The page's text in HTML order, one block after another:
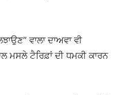
ਵਾਲਾ ਦਾਅਵਾ ਵੀ
ਮਸਲੇ ਟੈਰਿਫ਼ਾਂ ਦੀ ਧਮਕੀ ਕਾਰਨ